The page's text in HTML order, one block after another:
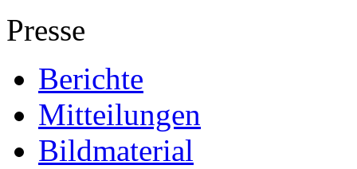
Presse
Berichte
Mitteilungen
Bildmaterial